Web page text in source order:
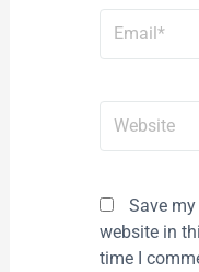
Save
website in
time I